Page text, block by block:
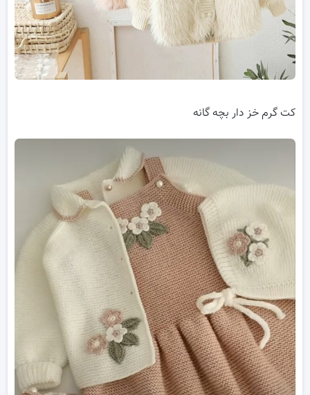
کت گرم خز دار بچه گانه